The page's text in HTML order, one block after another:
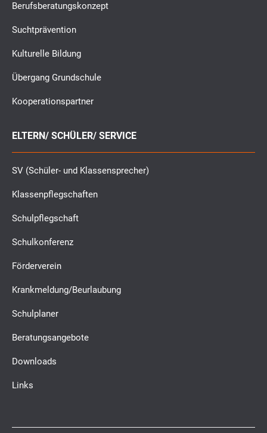
Berufsberatungskonzept
Suchtprävention
Kulturelle Bildung
Übergang Grundschule
Kooperationspartner
ELTERN/ SCHÜLER/ SERVICE
SV (Schüler- und Klassensprecher)
Klassenpflegschaften
Schulpflegschaft
Schulkonferenz
Förderverein
Krankmeldung/Beurlaubung
Schulplaner
Beratungsangebote
Downloads
Links